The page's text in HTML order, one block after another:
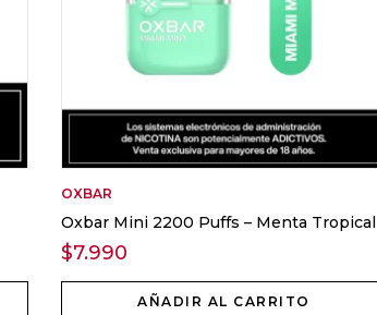
OXBAR
Oxbar Mini 2200 Puffs – Menta Tropical
$7.990
AÑADIR AL CARRITO